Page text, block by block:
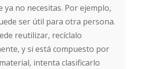
ya no necesitas. Por ejemplo,
ser útil para otra persona.
reutilizar, recíclalo
y si está compuesto por
intenta clasificarlo